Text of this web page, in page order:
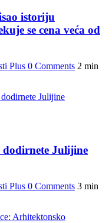
istoriju
se cena veća od
Plus 0 Comments 2 min
dodirnete Julijine
Plus 0 Comments 3 min